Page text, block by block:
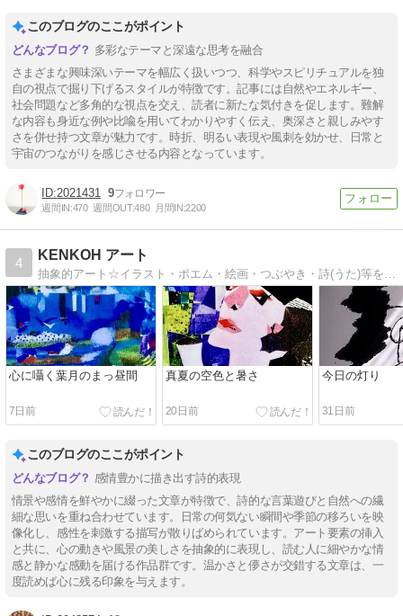
このブログのここがポイント
多彩なテーマと深遠な思考を融合
さまざまな興味深いテーマを幅広く扱いつつ、科学やスピリチュアルを独
自の視点で掘り下げるスタイルが特徴です。記事には自然やエネルギー、
社会問題など多角的な視点を交え、読者に新たな気付きを促します。難解
な内容も身近な例や比喩を用いてわかりやすく伝え、奥深さと親しみやす
さを併せ持つ文章が魅力です。時折、明るい表現や風刺を効かせ、日常と
宇宙のつながりを感じさせる内容となっています。
2021431 9
週間IN:470 週間OUT:480 月間IN:2200
4
KENKOH アート
心に囁く葉月のまっ昼間
7日前
真夏の空色と暑さ
20日前
今日の灯り
31日前
このブログのここがポイント
感情豊かに描き出す詩的表現
情景や感情を鮮やかに綴った文章が特徴で、詩的な言葉遊びと自然への繊
細な思いを重ね合わせています。日常の何気ない瞬間や季節の移ろいを映
像化し、感性を刺激する描写が散りばめられています。アート要素の挿入
と共に、心の動きや風景の美しさを抽象的に表現し、読む人に細やかな情
感と静かな感動を届ける作品群です。温かさと儚さが交錯する文章は、一
度読めば心に残る印象を与えます。